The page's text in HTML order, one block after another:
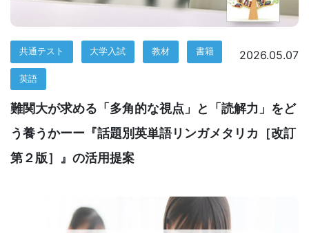
校
の
先
生
の
共通テスト 大学入試 教材 書籍
英語
2026.05.07
難関大が求める「多角的な視点」と「読解力」をど
う養うかーー『話題別英単語リンガメタリカ［改訂
第２版］』の活用提案